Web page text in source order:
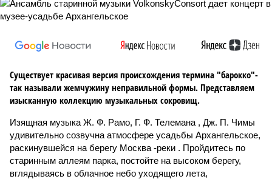
Существует красивая версия происхождения термина "барокко"-
так называли жемчужину неправильной формы. Представляем
изысканную коллекцию музыкальных сокровищ.
Изящная музыка Ж. Ф. Рамо, Г. Ф. Телемана , Дж. П. Чимы
удивительно созвучна атмосфере усадьбы Архангельское,
раскинувшейся на берегу Москва -реки . Пройдитесь по
старинным аллеям парка, постойте на высоком берегу,
вглядываясь в облачное небо уходящего лета,